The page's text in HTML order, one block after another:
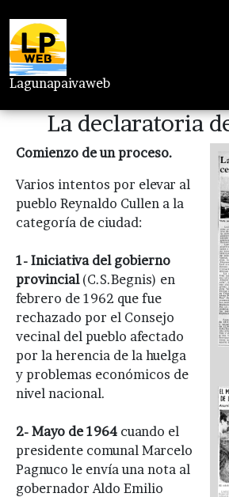
Lagunapaivaweb
La declaratoria
Comienzo de un proceso.
Varios intentos por elevar al
pueblo Reynaldo Cullen a la
categoría de ciudad:
1- Iniciativa del gobierno
provincial (C.S.Begnis) en
febrero de 1962 que fue
rechazado por el Consejo
vecinal del pueblo afectado
por la herencia de la huelga
y problemas económicos de
nivel nacional.
2- Mayo de 1964 cuando el
presidente comunal Marcelo
Pagnuco le envía una nota al
gobernador Aldo Emilio